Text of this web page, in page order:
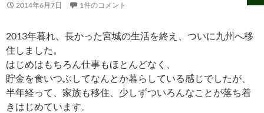
2014年6月7日 1件のコメント
2013年暮れ、長かった宮城の生活を終え、ついに九州へ移
住しました。
はじめはもちろん仕事もほとんどなく、
貯金を食いつぶしてなんとか暮らしている感じでしたが、
半年経って、家族も移住、少しずついろんなことが落ち着
きはじめています。